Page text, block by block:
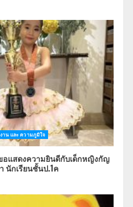
าน และ ความภูมิใจ
อแสดงความยินดีกับเด็กหญิงกัญ
นักเรียนชั้นป.1ค